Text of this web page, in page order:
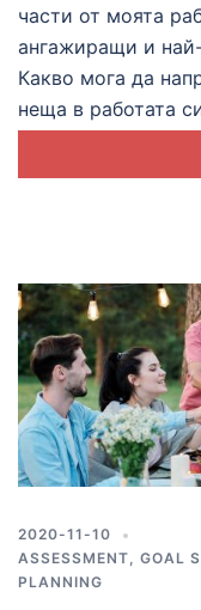
части от моята
ангажиращи и
Какво мога да
неща в работата
2020-11-10
ASSESSMENT, GOAL
PLANNING